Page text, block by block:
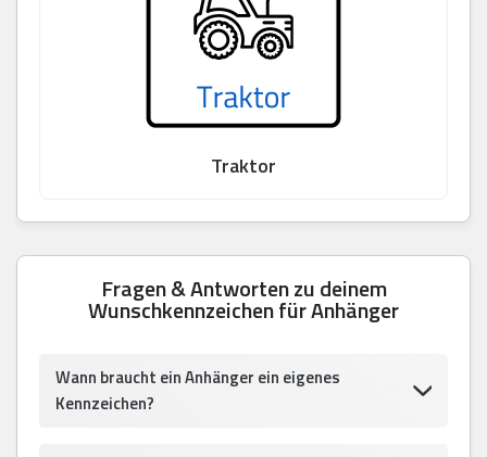
Traktor
Fragen & Antworten zu deinem
Wunschkennzeichen für Anhänger
Wann braucht ein Anhänger ein eigenes
Kennzeichen?